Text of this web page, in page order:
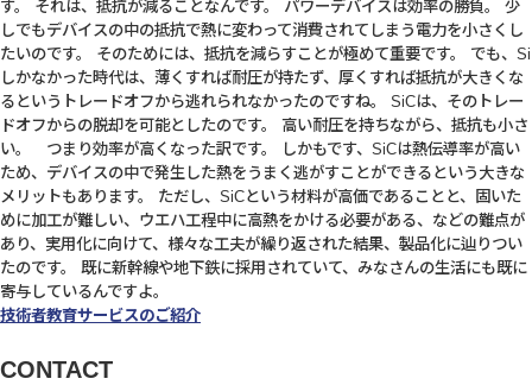
す。 それは、抵抗が減ることなんです。 パワーデバイスは効率の勝負。 少
しでもデバイスの中の抵抗で熱に変わって消費されてしまう電力を小さくし
たいのです。 そのためには、抵抗を減らすことが極めて重要です。 でも、Si
しかなかった時代は、薄くすれば耐圧が持たず、厚くすれば抵抗が大きくな
るというトレードオフから逃れられなかったのですね。 SiCは、そのトレー
ドオフからの脱却を可能としたのです。 高い耐圧を持ちながら、抵抗も小さ
い。 つまり効率が高くなった訳です。 しかもです、SiCは熱伝導率が高い
ため、デバイスの中で発生した熱をうまく逃がすことができるという大きな
メリットもあります。 ただし、SiCという材料が高価であることと、固いた
めに加工が難しい、ウエハ工程中に高熱をかける必要がある、などの難点が
あり、実用化に向けて、様々な工夫が繰り返された結果、製品化に辿りつい
たのです。 既に新幹線や地下鉄に採用されていて、みなさんの生活にも既に
寄与しているんですよ。
技術者教育サービスのご紹介
CONTACT